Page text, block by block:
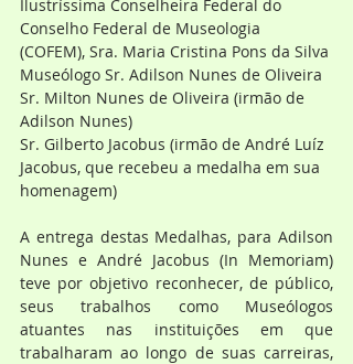
Ilustríssima Conselheira Federal do
Conselho Federal de Museologia
(COFEM), Sra. Maria Cristina Pons da Silva
Museólogo Sr. Adilson Nunes de Oliveira
Sr. Milton Nunes de Oliveira (irmão de
Adilson Nunes)
Sr. Gilberto Jacobus (irmão de André Luíz
Jacobus, que recebeu a medalha em sua
homenagem)
A entrega destas Medalhas, para Adilson
Nunes e André Jacobus (In Memoriam)
teve por objetivo reconhecer, de público,
seus trabalhos como Museólogos
atuantes nas instituições em que
trabalharam ao longo de suas carreiras,